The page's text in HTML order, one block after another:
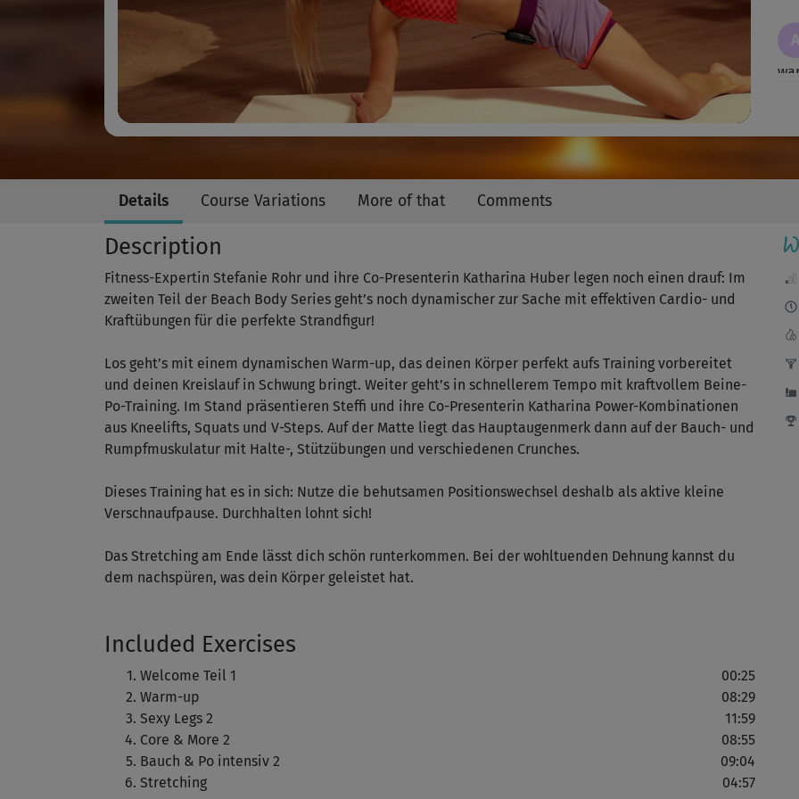
A
H
A
Details Course Variations More of that Comments
Description
Fitness-Expertin Stefanie Rohr und ihre Co-Presenterin Katharina Huber legen noch einen drauf: Im
zweiten Teil der Beach Body Series geht’s noch dynamischer zur Sache mit effektiven Cardio- und
Kraftübungen für die perfekte Strandfigur!
Los geht’s mit einem dynamischen Warm-up, das deinen Körper perfekt aufs Training vorbereitet
und deinen Kreislauf in Schwung bringt. Weiter geht’s in schnellerem Tempo mit kraftvollem Beine-
Po-Training. Im Stand präsentieren Steffi und ihre Co-Presenterin Katharina Power-Kombinationen
aus Kneelifts, Squats und V-Steps. Auf der Matte liegt das Hauptaugenmerk dann auf der Bauch- und
Rumpfmuskulatur mit Halte-, Stützübungen und verschiedenen Crunches.
Dieses Training hat es in sich: Nutze die behutsamen Positionswechsel deshalb als aktive kleine
Verschnaufpause. Durchhalten lohnt sich!
Das Stretching am Ende lässt dich schön runterkommen. Bei der wohltuenden Dehnung kannst du
dem nachspüren, was dein Körper geleistet hat.
Included Exercises
Welcome Teil 1
00:25
Warm-up
08:29
Sexy Legs 2
11:59
Core & More 2
08:55
Bauch & Po intensiv 2
09:04
Stretching
04:57